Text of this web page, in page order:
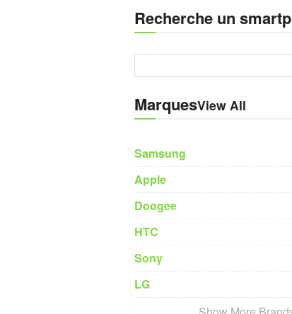
Recherche un
MarquesView All
Samsung
Apple
Doogee
HTC
Sony
LG